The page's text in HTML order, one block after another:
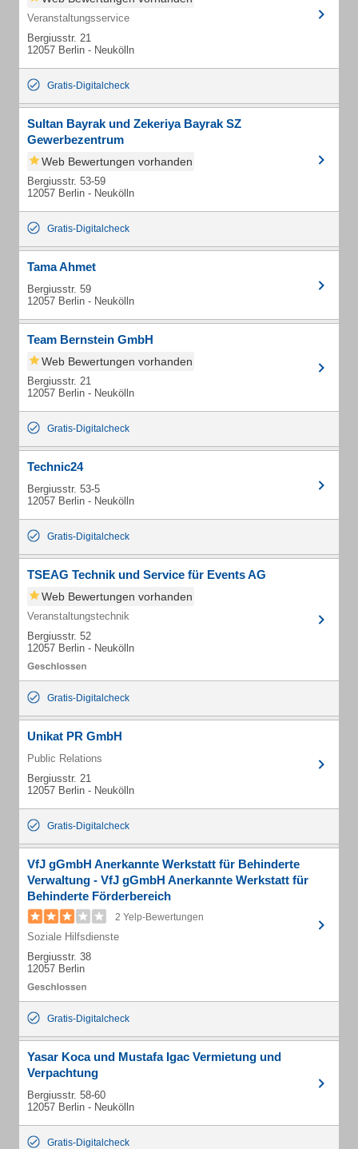
Veranstaltungsservice
Bergiusstr. 21
12057 Berlin - Neukölln
Gratis-Digitalcheck
Sultan Bayrak und Zekeriya Bayrak SZ
Gewerbezentrum
Web Bewertungen vorhanden
Bergiusstr. 53-59
12057 Berlin - Neukölln
Gratis-Digitalcheck
Tama Ahmet
Bergiusstr. 59
12057 Berlin - Neukölln
Team Bernstein GmbH
Web Bewertungen vorhanden
Bergiusstr. 21
12057 Berlin - Neukölln
Gratis-Digitalcheck
Technic24
Bergiusstr. 53-5
12057 Berlin - Neukölln
Gratis-Digitalcheck
TSEAG Technik und Service für Events AG
Web Bewertungen vorhanden
Veranstaltungstechnik
Bergiusstr. 52
12057 Berlin - Neukölln
Gratis-Digitalcheck
Unikat PR GmbH
Public Relations
Bergiusstr. 21
12057 Berlin - Neukölln
Gratis-Digitalcheck
VfJ gGmbH Anerkannte Werkstatt für Behinderte
Verwaltung - VfJ gGmbH Anerkannte Werkstatt für
Behinderte Förderbereich
2 Yelp-Bewertungen
Soziale Hilfsdienste
Bergiusstr. 38
12057 Berlin
Gratis-Digitalcheck
Yasar Koca und Mustafa Igac Vermietung und
Verpachtung
Bergiusstr. 58-60
12057 Berlin - Neukölln
Gratis-Digitalcheck